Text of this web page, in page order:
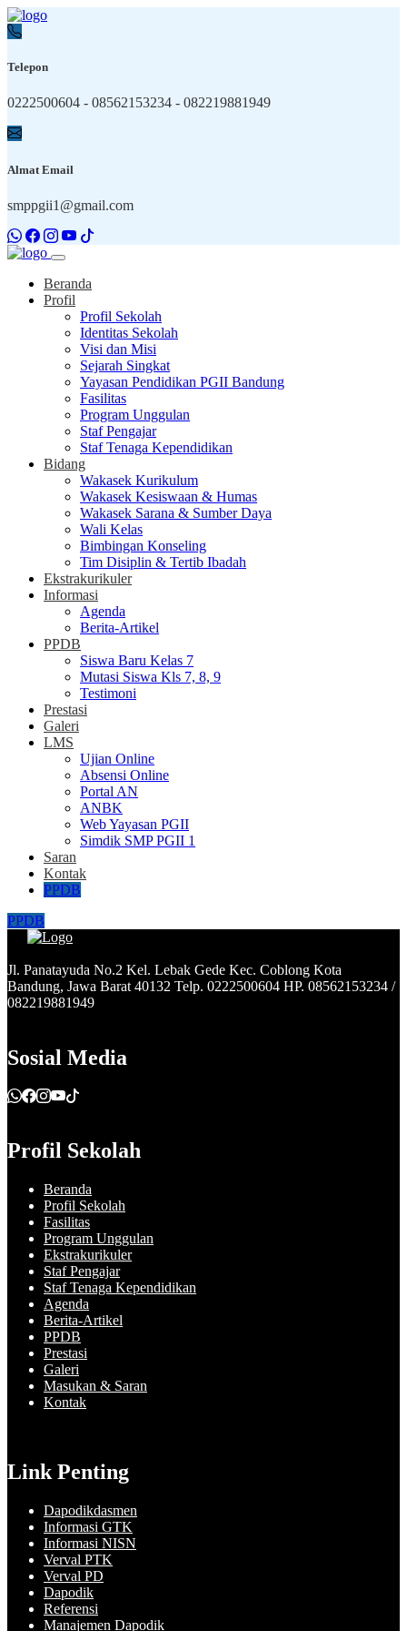
Telepon
0222500604 - 08562153234 - 082219881949
Almat Email
smppgii1@gmail.com
Beranda
Profil
Profil Sekolah
Identitas Sekolah
Visi dan Misi
Sejarah Singkat
Yayasan Pendidikan PGII Bandung
Fasilitas
Program Unggulan
Staf Pengajar
Staf Tenaga Kependidikan
Bidang
Wakasek Kurikulum
Wakasek Kesiswaan & Humas
Wakasek Sarana & Sumber Daya
Wali Kelas
Bimbingan Konseling
Tim Disiplin & Tertib Ibadah
Ekstrakurikuler
Informasi
Agenda
Berita-Artikel
PPDB
Siswa Baru Kelas 7
Mutasi Siswa Kls 7, 8, 9
Testimoni
Prestasi
Galeri
LMS
Ujian Online
Absensi Online
Portal AN
ANBK
Web Yayasan PGII
Simdik SMP PGII 1
Saran
Kontak
PPDB
PPDB
Jl. Panatayuda No.2 Kel. Lebak Gede Kec. Coblong Kota
Bandung, Jawa Barat 40132 Telp. 0222500604 HP. 08562153234 /
082219881949
Sosial Media
Profil Sekolah
Beranda
Profil Sekolah
Fasilitas
Program Unggulan
Ekstrakurikuler
Staf Pengajar
Staf Tenaga Kependidikan
Agenda
Berita-Artikel
PPDB
Prestasi
Galeri
Masukan & Saran
Kontak
Link Penting
Dapodikdasmen
Informasi GTK
Informasi NISN
Verval PTK
Verval PD
Dapodik
Referensi
Manajemen Dapodik